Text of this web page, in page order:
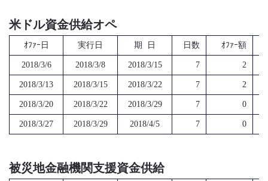
米ドル資金供給オペ
ｵﾌｧｰ日 実行日 期 日 日数 ｵﾌｧｰ額
2018/3/6 2018/3/8 2018/3/15 7 2
2018/3/13 2018/3/15 2018/3/22 7 2
2018/3/20 2018/3/22 2018/3/29 7 0
2018/3/27 2018/3/29 2018/4/5 7 0
被災地金融機関支援資金供給